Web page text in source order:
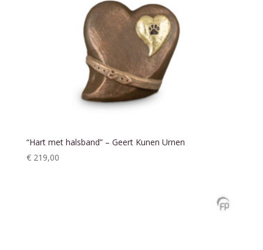
“Hart met halsband” – Geert Kunen Urnen
€219,00